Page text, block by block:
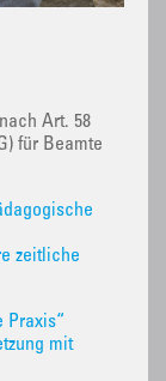
Art. 58
für Beamte
zeitliche
Praxis“
mit